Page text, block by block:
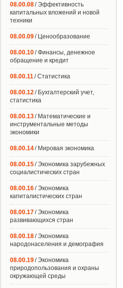
08.00.08/ Эффективность
капитальных вложений и новой
техники
08.00.09/ Ценообразование
08.00.10/ Финансы, денежное
обращение и кредит
08.00.11/ Статистика
08.00.12/ Бухгалтерский учет,
статистика
08.00.13/ Математические и
инструментальные методы
экономики
08.00.14/ Мировая экономика
08.00.15/ Экономика зарубежных
социалистических стран
08.00.16/ Экономика
капиталистических стран
08.00.17/ Экономика
развивающихся стран
08.00.18/ Экономика
народонаселения и демография
08.00.19/ Экономика
природопользования и охраны
окружающей среды